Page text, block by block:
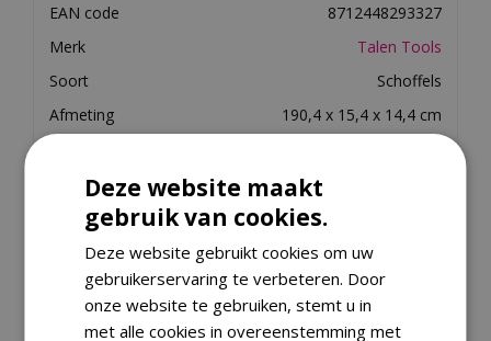
EAN code
8712448293327
Merk
Talen Tools
Soort
Schoffels
Afmeting
190,4 x 15,4 x 14,4 cm
Diepte in cm
Breedte (cm)
Gewicht (kg)
Deze website maakt
gebruik van cookies.
Deze website gebruikt cookies om uw
gebruikerservaring te verbeteren. Door
onze website te gebruiken, stemt u in
met alle cookies in overeenstemming met